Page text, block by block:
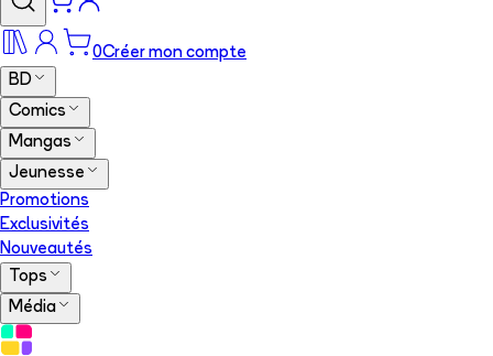
0Créer mon compte
BD
Comics
Mangas
Jeunesse
Promotions
Exclusivités
Nouveautés
Tops
Média